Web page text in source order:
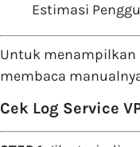
Estimasi
Untuk
membaca
Cek Log Service